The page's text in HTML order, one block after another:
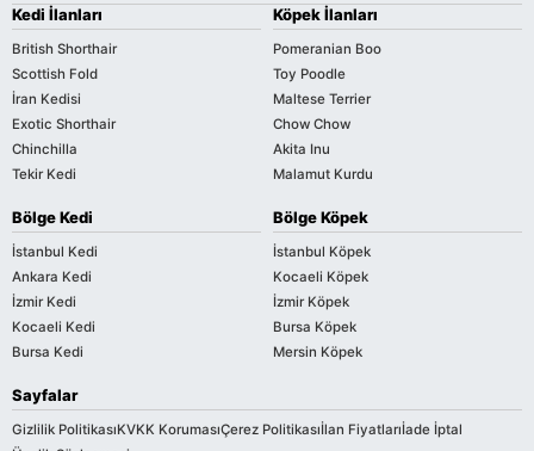
Kedi İlanları
British Shorthair
Scottish Fold
İran Kedisi
Exotic Shorthair
Chinchilla
Tekir Kedi
Köpek İlanları
Pomeranian Boo
Toy Poodle
Maltese Terrier
Chow Chow
Akita Inu
Malamut Kurdu
Bölge Kedi
İstanbul Kedi
Ankara Kedi
İzmir Kedi
Kocaeli Kedi
Bursa Kedi
Bölge Köpek
İstanbul Köpek
Kocaeli Köpek
İzmir Köpek
Bursa Köpek
Mersin Köpek
Sayfalar
Gizlilik PolitikasıKVKK KorumasıÇerez Politikasıİlan Fiyatlarıİade İptal